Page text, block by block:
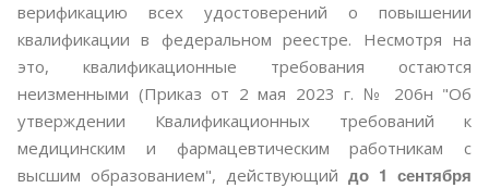
верификацию всех удостоверений о повышении
квалификации в федеральном реестре. Несмотря на
это, квалификационные требования остаются
неизменными (Приказ от 2 мая 2023 г. № 206н "Об
утверждении Квалификационных требований к
медицинским и фармацевтическим работникам с
высшим образованием", действующий до 1 сентября